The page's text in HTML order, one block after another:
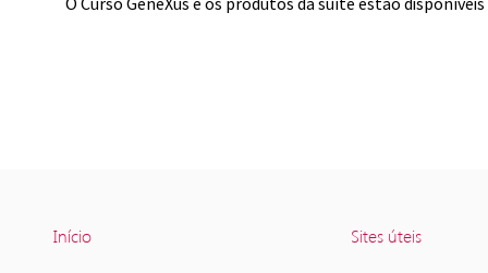
Início Sites úteis